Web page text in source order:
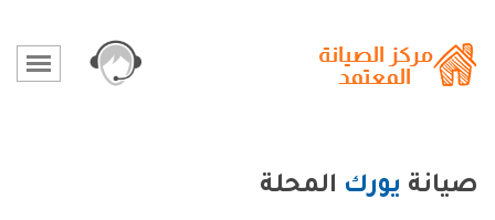
صيانة يورك المحلة